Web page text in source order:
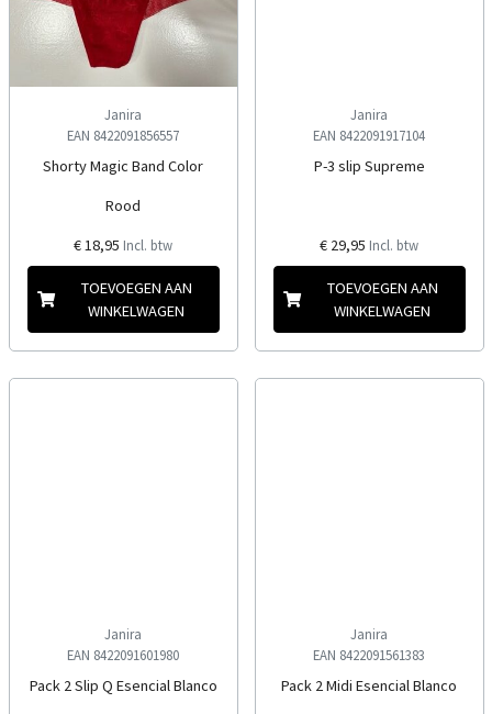
Janira
EAN 8422091856557
Shorty Magic Band Color
Rood
€ 18,95 Incl. btw
TOEVOEGEN AAN
WINKELWAGEN
Janira
EAN 8422091917104
P-3 slip Supreme
€ 29,95 Incl. btw
TOEVOEGEN AAN
WINKELWAGEN
Janira
EAN 8422091601980
Pack 2 Slip Q Esencial Blanco
Janira
EAN 8422091561383
Pack 2 Midi Esencial Blanco